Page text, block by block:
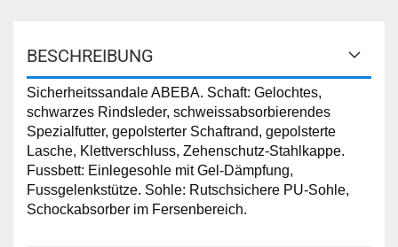
BESCHREIBUNG
Sicherheitssandale ABEBA. Schaft: Gelochtes,
schwarzes Rindsleder, schweissabsorbierendes
Spezialfutter, gepolsterter Schaftrand, gepolsterte
Lasche, Klettverschluss, Zehenschutz-Stahlkappe.
Fussbett: Einlegesohle mit Gel-Dämpfung,
Fussgelenkstütze. Sohle: Rutschsichere PU-Sohle,
Schockabsorber im Fersenbereich.